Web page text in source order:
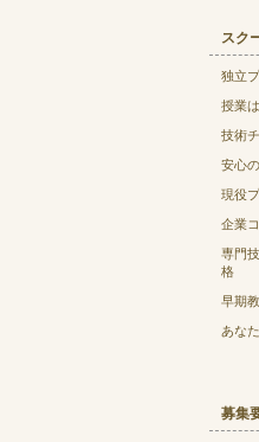
スク
独立
授業
技術
安心
現役
企業
専門
格
早期
あな
募集